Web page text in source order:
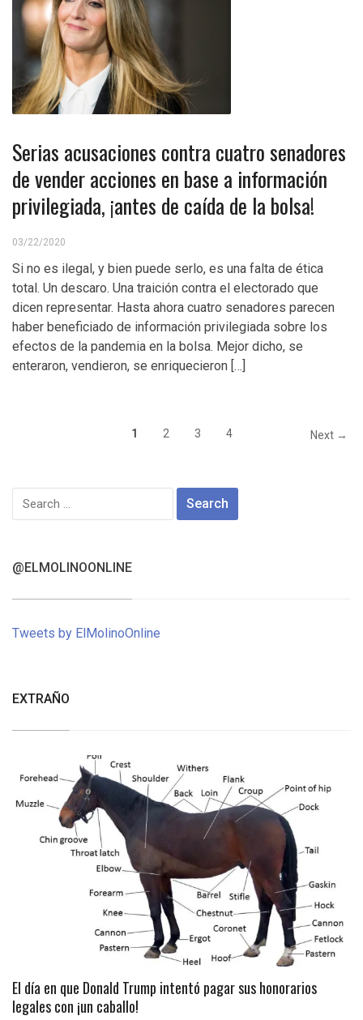
Serias acusaciones contra cuatro senadores
de vender acciones en base a información
privilegiada, ¡antes de caída de la bolsa!
03/22/2020
Si no es ilegal, y bien puede serlo, es una falta de ética
total. Un descaro. Una traición contra el electorado que
dicen representar. Hasta ahora cuatro senadores parecen
haber beneficiado de información privilegiada sobre los
efectos de la pandemia en la bolsa. Mejor dicho, se
enteraron, vendieron, se enriquecieron […]
1 2 3 4 Next →
Search
@ELMOLINOONLINE
Tweets by ElMolinoOnline
EXTRAÑO
El día en que Donald Trump intentó pagar sus honorarios
legales con ¡un caballo!